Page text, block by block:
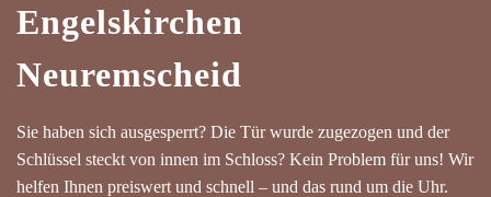
Engelskirchen
Neuremscheid
Sie haben sich ausgesperrt? Die Tür wurde zugezogen und der
Schlüssel steckt von innen im Schloss? Kein Problem für uns! Wir
helfen Ihnen preiswert und schnell – und das rund um die Uhr.